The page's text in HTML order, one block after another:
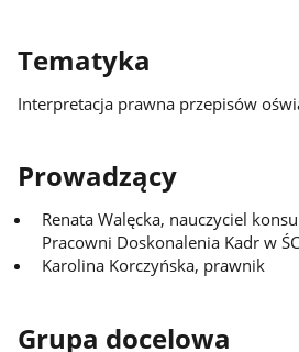
Tematyka
Interpretacja prawna przepisów
Prowadzący
Renata Walęcka, nauczyciel
Pracowni Doskonalenia Kadr w
Karolina Korczyńska, prawnik
Grupa docelowa